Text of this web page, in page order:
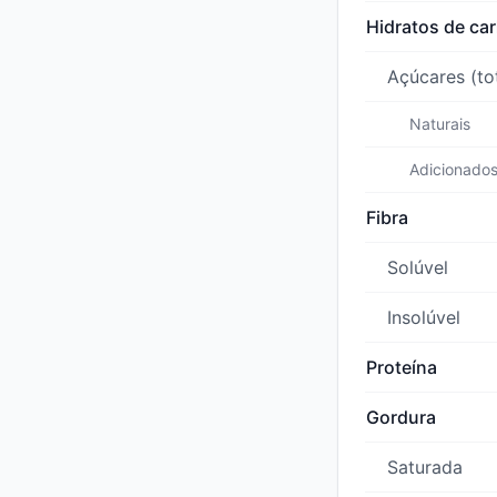
Hidratos de
Açúcares
Naturais
Adicionados
Fibra
Solúvel
Insolúvel
Proteína
Gordura
Saturada